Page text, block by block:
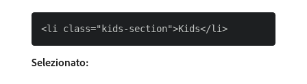
Selezionato: